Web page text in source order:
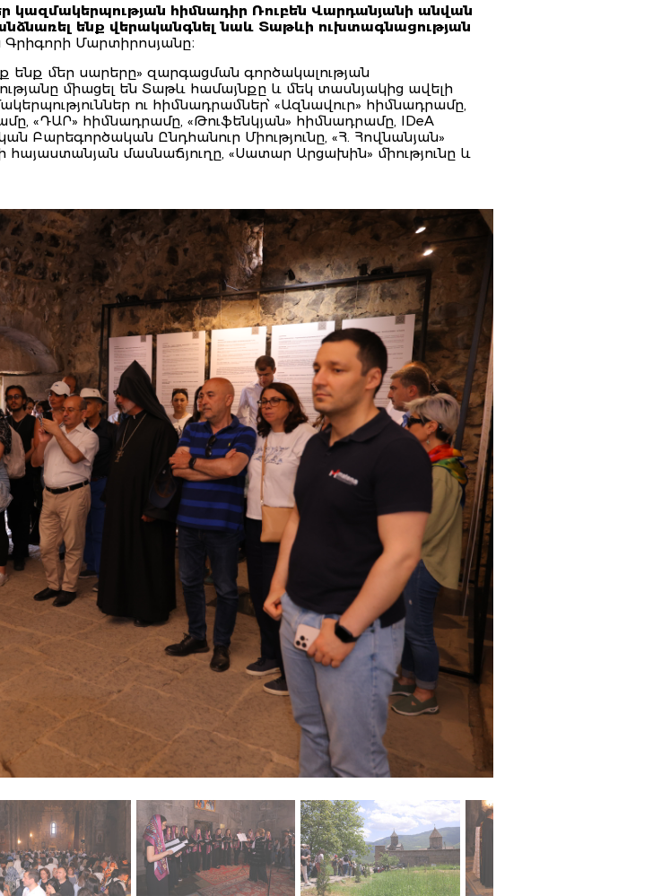
կազմակերպության հիմնադիր Ռուբեն Վարդանյանի անվան
ենք վերականգնել նաև Տաթևի ուխտագնացության
Մարտիրոսյանը։
ենք մեր սարերը» զարգացման գործակալության
միացել են Տաթև համայնքը և մեկ տասնյակից ավելի
ու հիմնադրամներ՝ «Ազնավուր» հիմնադրամը,
«ԴԱՐ» հիմնադրամը, «Թուֆենկյան» հիմնադրամը, IDeA
Բարեգործական Ընդհանուր Միությունը, «Հ. Հովնանյան»
մասնաճյուղը, «Սատար Արցախին» միությունը և